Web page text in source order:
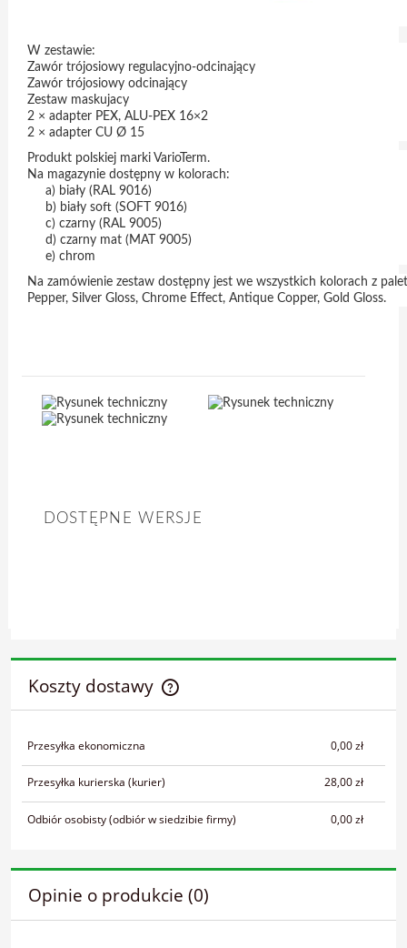
W zestawie:
Zawór trójosiowy regulacyjno-odcinający
Zawór trójosiowy odcinający
Zestaw maskujacy
2 × adapter PEX, ALU-PEX 16×2
2 × adapter CU Ø 15
Produkt polskiej marki VarioTerm.
Na magazynie dostępny w kolorach:
a) biały (RAL 9016)
b) biały soft (SOFT 9016)
c) czarny (RAL 9005)
d) czarny mat (MAT 9005)
e) chrom
Na zamówienie zestaw dostępny jest we wszystkich kolorach z
Pepper, Silver Gloss, Chrome Effect, Antique Copper, Gold Gloss.
DOSTĘPNE WERSJE
Koszty dostawy
Cena nie zawiera ewentualnych kosztów płatności
Przesyłka ekonomiczna 0,00 zł
Przesyłka kurierska (kurier) 28,00 zł
Odbiór osobisty(odbiór w siedzibie firmy) 0,00 zł
Opinie o produkcie (0)